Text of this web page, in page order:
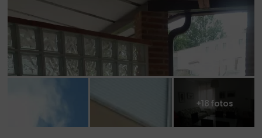
+18 fotos